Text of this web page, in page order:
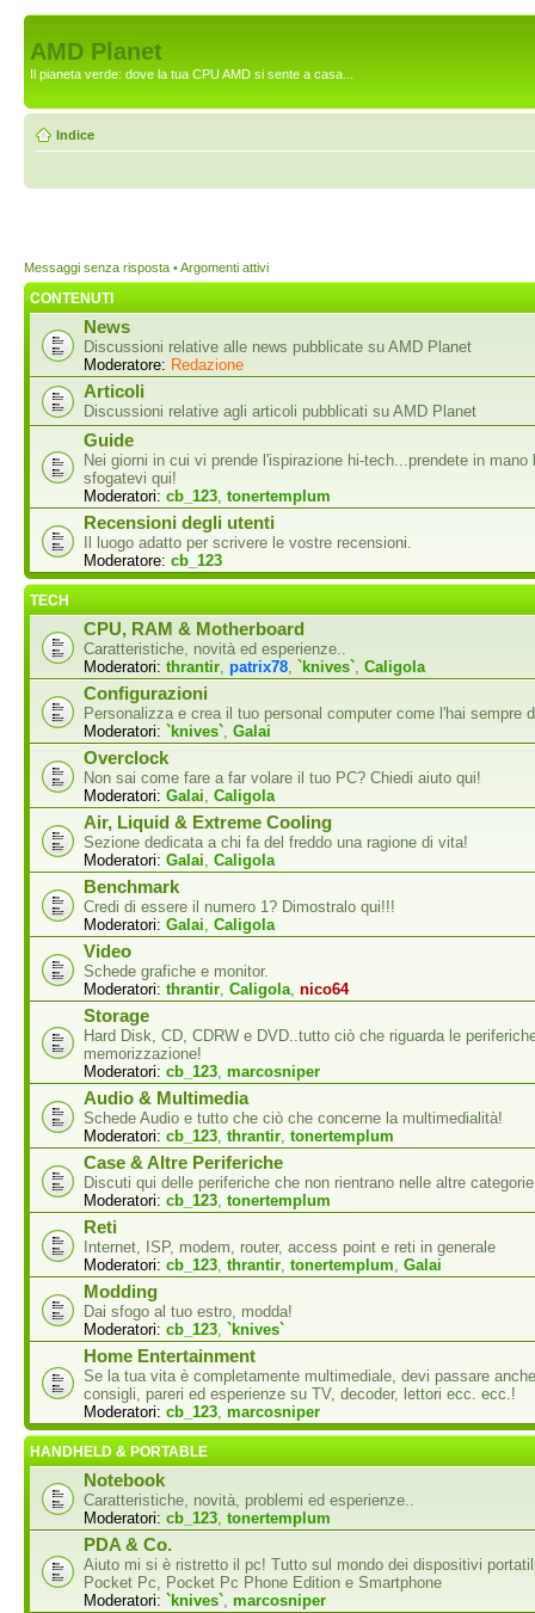
AMD Planet
Il pianeta verde: dove la tua CPU AMD si sente a casa...
Indice
Messaggi senza risposta •Argomenti attivi
CONTENUTI
News
Discussioni relative alle news pubblicate su AMD Planet
Moderatore: Redazione
Articoli
Discussioni relative agli articoli pubblicati su AMD Planet
Guide
Nei giorni in cui vi prende l'ispirazione hi-tech...prendete in mano
sfogatevi qui!
Moderatori: cb_123, tonertemplum
Recensioni degli utenti
Il luogo adatto per scrivere le vostre recensioni.
Moderatore: cb_123
TECH
CPU, RAM & Motherboard
Caratteristiche, novità ed esperienze..
Moderatori: thrantir, patrix78, `knives`, Caligola
Configurazioni
Personalizza e crea il tuo personal computer come l'hai sempre
Moderatori: `knives`, Galai
Overclock
Non sai come fare a far volare il tuo PC? Chiedi aiuto qui!
Moderatori: Galai, Caligola
Air, Liquid & Extreme Cooling
Sezione dedicata a chi fa del freddo una ragione di vita!
Moderatori: Galai, Caligola
Benchmark
Credi di essere il numero 1? Dimostralo qui!!!
Moderatori: Galai, Caligola
Video
Schede grafiche e monitor.
Moderatori: thrantir, Caligola, nico64
Storage
Hard Disk, CD, CDRW e DVD..tutto ciò che riguarda le
memorizzazione!
Moderatori: cb_123, marcosniper
Audio & Multimedia
Schede Audio e tutto che ciò che concerne la multimedialità!
Moderatori: cb_123, thrantir, tonertemplum
Case & Altre Periferiche
Discuti qui delle periferiche che non rientrano nelle altre
Moderatori: cb_123, tonertemplum
Reti
Internet, ISP, modem, router, access point e reti in generale
Moderatori: cb_123, thrantir, tonertemplum, Galai
Modding
Dai sfogo al tuo estro, modda!
Moderatori: cb_123, `knives`
Home Entertainment
Se la tua vita è completamente multimediale, devi passare
consigli, pareri ed esperienze su TV, decoder, lettori ecc. ecc.!
Moderatori: cb_123, marcosniper
HANDHELD & PORTABLE
Notebook
Caratteristiche, novità, problemi ed esperienze..
Moderatori: cb_123, tonertemplum
PDA & Co.
Aiuto mi si è ristretto il pc! Tutto sul mondo dei dispositivi
Pocket Pc, Pocket Pc Phone Edition e Smartphone
Moderatori: `knives`, marcosniper